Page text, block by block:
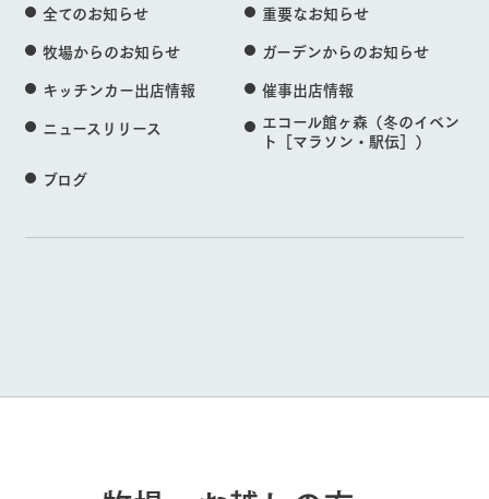
全てのお知らせ
重要なお知らせ
牧場からのお知らせ
ガーデンからのお知らせ
キッチンカー出店情報
催事出店情報
ニュースリリース
エコール館ヶ森（冬のイベン
ト［マラソン・駅伝］）
ブログ